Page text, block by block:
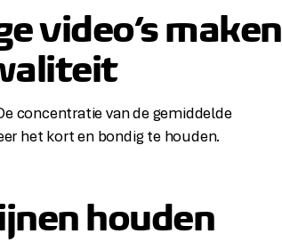
video’s maken
concentratie van de gemiddelde
het kort en bondig te houden.
houden